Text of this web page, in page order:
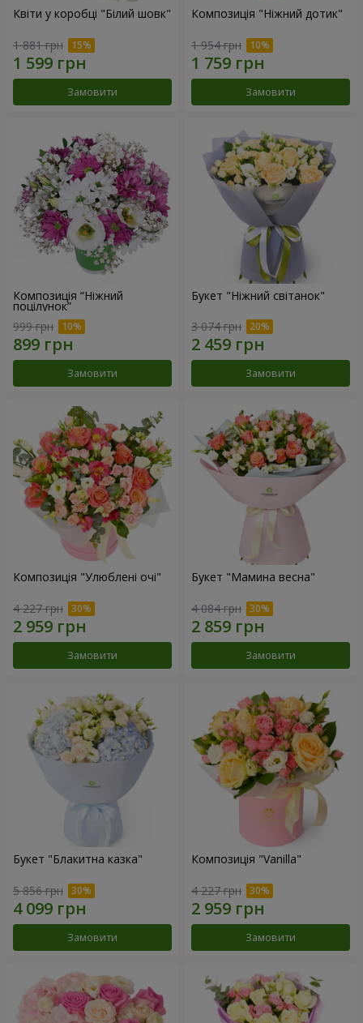
Квіти у коробці "Білий шовк"
1 881 грн
Замовити
Композиція "Ніжний дотик"
1 954 грн
Замовити
Композиція “Ніжний
поцілунок”
999 грн
Замовити
Букет "Ніжний світанок"
3 074 грн
Замовити
Композиція "Улюблені очі"
4 227 грн
Замовити
Букет "Мамина весна"
4 084 грн
Замовити
Букет "Блакитна казка"
5 856 грн
Замовити
Композиція "Vanilla"
4 227 грн
Замовити